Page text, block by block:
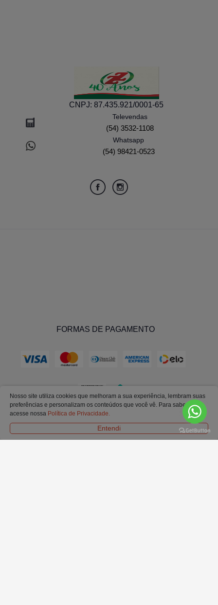
CNPJ: 87.435.921/0001-65
Televendas
(54) 3532-1108
Whatsapp
(54) 98421-0523
FORMAS DE PAGAMENTO
FORMAS DE ENTREGA
Nosso site utiliza cookies que melhoram a sua experiência, lembram suas
preferências e personalizam os conteúdos que você vê. Para saber mais
acesse nossa Política de Privacidade.
Entendi